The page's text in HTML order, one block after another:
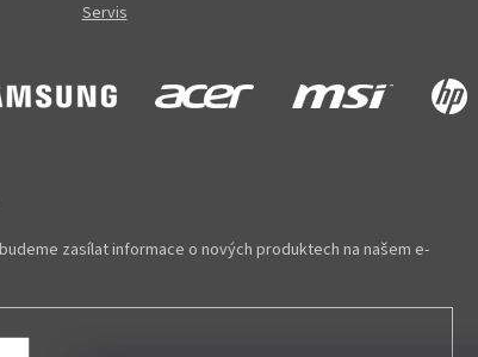
Servis
zasílat informace o nových produktech na našem e-